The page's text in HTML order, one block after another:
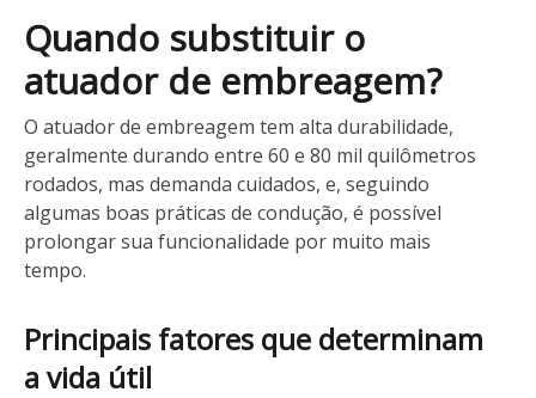
Quando substituir o
atuador de embreagem?
O atuador de embreagem tem alta durabilidade,
geralmente durando entre 60 e 80 mil quilômetros
rodados, mas demanda cuidados, e, seguindo
algumas boas práticas de condução, é possível
prolongar sua funcionalidade por muito mais
tempo.
Principais fatores que determinam
a vida útil